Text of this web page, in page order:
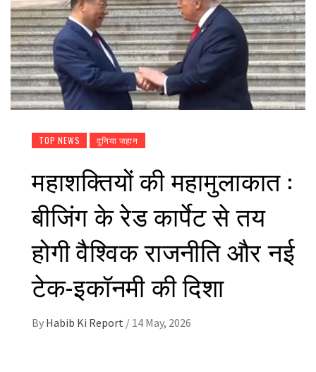
TOP NEWS दुनिया जहान
महाशक्तियों की महामुलाकात :
बीजिंग के रेड कार्पेट से तय
होगी वैश्विक राजनीति और नई
टेक-इकॉनमी की दिशा
By Habib Ki Report / 14 May, 2026